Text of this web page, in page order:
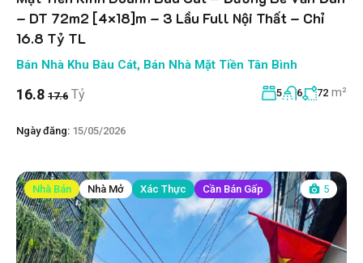
– DT 72m2 [4×18]m – 3 Lầu Full Nội Thất – Chỉ
16.8 Tỷ TL
Bán Nhà Khu Bàu Cát, Bán Nhà Mặt Tiền Tân Bình
16.8 17.6 Tỷ 5 6 72 m²
Ngày đăng: 15/05/2026
Nhà Bán Nhà Mở Xác Thực Cần Bán Gấp 5